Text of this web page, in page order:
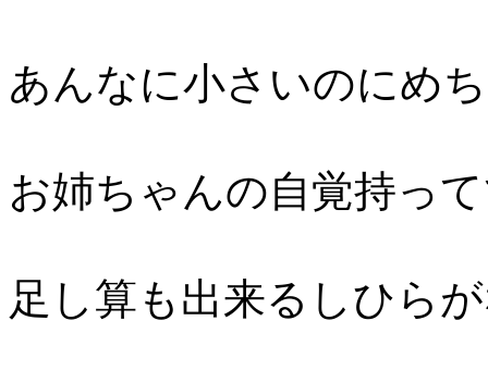
あんなに小さいのにめ
お姉ちゃんの自覚持っ
足し算も出来るしひら